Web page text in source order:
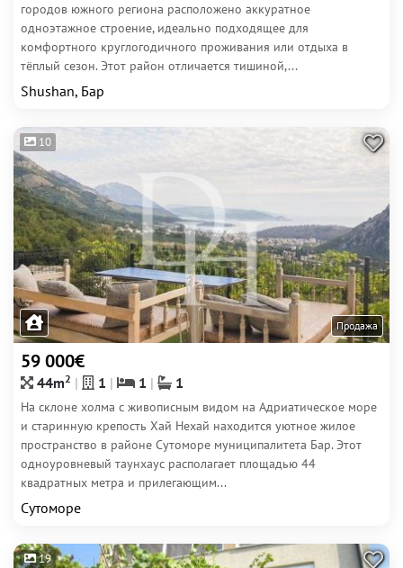
городов южного региона расположено аккуратное
одноэтажное строение, идеально подходящее для
комфортного круглогодичного проживания или отдыха в
тёплый сезон. Этот район отличается тишиной,...
Shushan, Бар
10
Продажа
59 000€
44m2 1 1 1
На склоне холма с живописным видом на Адриатическое море
и старинную крепость Хай Нехай находится уютное жилое
пространство в районе Сутоморе муниципалитета Бар. Этот
одноуровневый таунхаус располагает площадью 44
квадратных метра и прилегающим...
Сутоморе
19